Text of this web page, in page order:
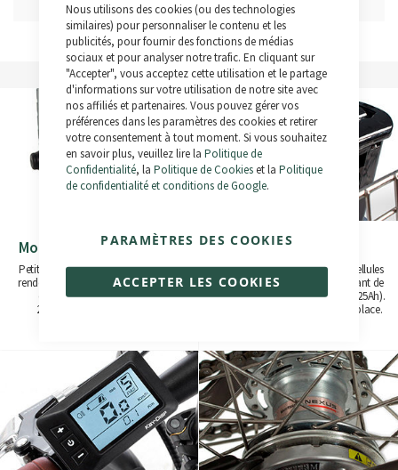
Nous utilisons des cookies (ou des technologies
similaires) pour personnaliser le contenu et les
publicités, pour fournir des fonctions de médias
sociaux et pour analyser notre trafic. En cliquant sur
"Accepter", vous acceptez cette utilisation et le partage
d'informations sur votre utilisation de notre site avec
nos affiliés et partenaires. Vous pouvez gérer vos
préférences dans les paramètres des cookies et retirer
votre consentement à tout moment. Si vous souhaitez
en savoir plus, veuillez lire la Politique de
Confidentialité, la Politique de Cookieset la Politique
de confidentialité et conditions de Google.
ACCEPTER LES COOKIES
PARAMÈTRES DES COOKIES
Moteur de Moyeu Bafang
Petit en taille, léger en poids, à haut
rendement avec un fonctionnement
doux et silencieux. Versions
250W(45Nm) et 500W(80Nm)
Batterie Amovible
Batteries fabriquées à partir de cellules
Samsung avec des capacités allant de
370Wh (36V/10Ah) à 925Wh (36V/25Ah).
Facile à retirer ou à charger sur place.